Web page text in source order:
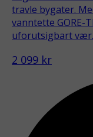
travle bygater.
vanntette GORE-
uforutsigbart vær.
2 099 kr